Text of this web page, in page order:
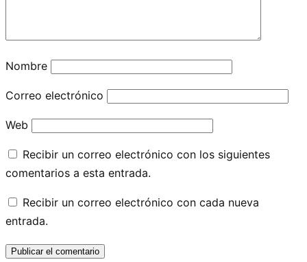
Nombre
Correo electrónico
Web
Recibir un correo electrónico con los siguientes
comentarios a esta entrada.
Recibir un correo electrónico con cada nueva
entrada.